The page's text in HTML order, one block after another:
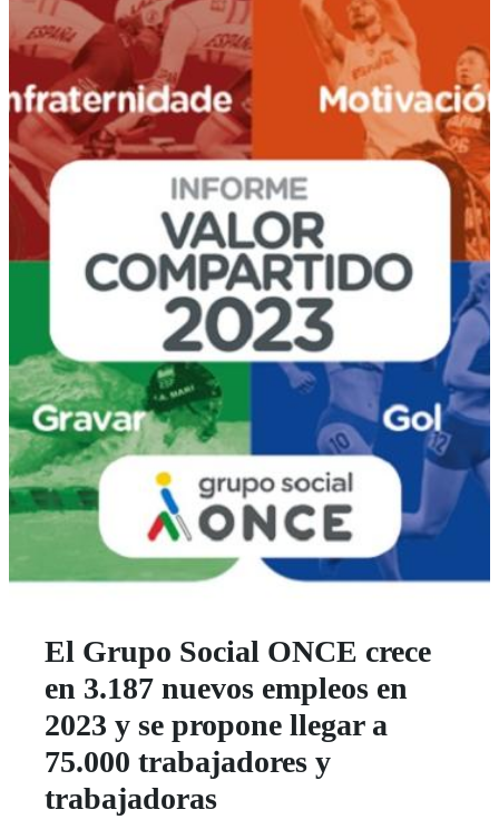
El Grupo Social ONCE crece
en 3.187 nuevos empleos en
2023 y se propone llegar a
75.000 trabajadores y
trabajadoras